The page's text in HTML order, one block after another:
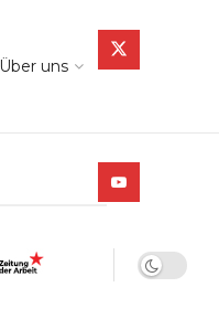
Über uns